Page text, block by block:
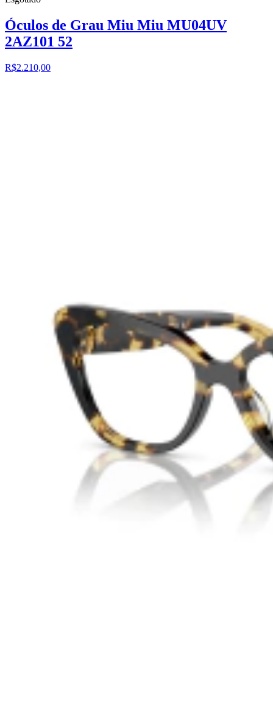
Óculos de Grau Miu Miu MU04UV
2AZ101 52
R$2.210,00